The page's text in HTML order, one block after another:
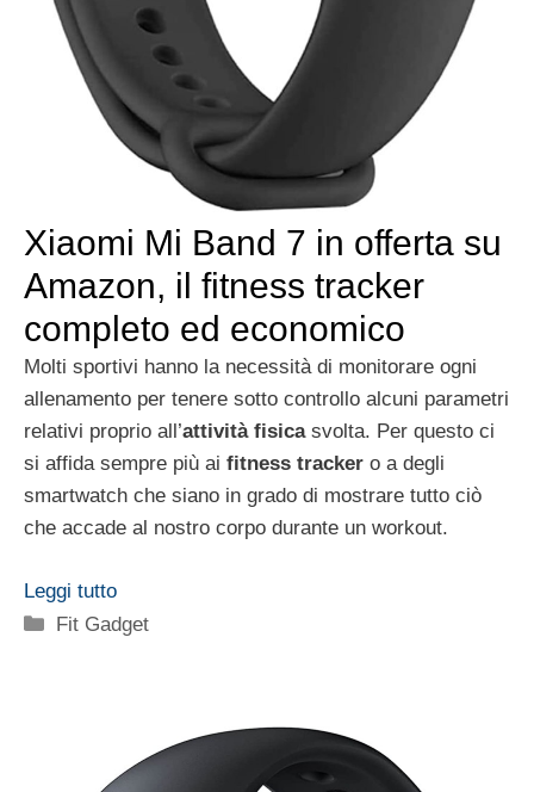
Xiaomi Mi Band 7 in offerta su
Amazon, il fitness tracker
completo ed economico
Molti sportivi hanno la necessità di monitorare ogni
allenamento per tenere sotto controllo alcuni parametri
relativi proprio all’attività fisicasvolta. Per questo ci
si affida sempre più ai fitness tracker o a degli
smartwatch che siano in grado di mostrare tutto ciò
che accade al nostro corpo durante un workout.
Leggi tutto
Categorie
Fit Gadget